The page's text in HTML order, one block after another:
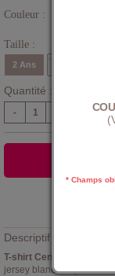
Couleur :
Taille :
2 Ans
Quantité :
-
Descriptif :
T-shirt Cenzo Sucre
jersey blanc à rayures
* Champs